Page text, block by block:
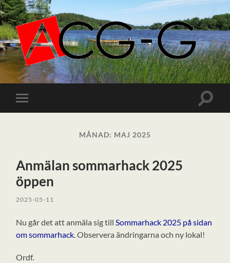
ACGG.SE
Slå
på/av
Slå
MÅNAD: MAJ 2025
Anmälan sommarhack 2025
öppen
2025-05-11
Nu går det att anmäla sig tillSommarhack 2025 på sidan
om sommarhack. Observera ändringarna och ny lokal!
Ordf.